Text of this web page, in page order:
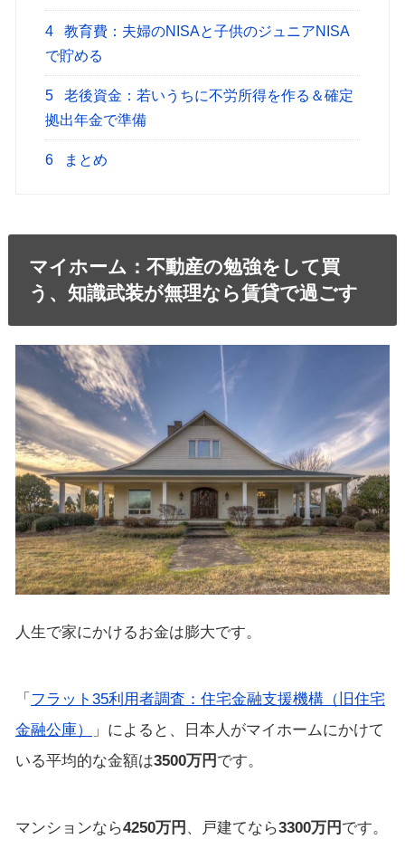
4
教育費：夫婦のNISAと子供のジュニアNISA
で貯める
5
老後資金：若いうちに不労所得を作る＆確定
拠出年金で準備
6 まとめ
マイホーム：不動産の勉強をして買
う、知識武装が無理なら賃貸で過ごす
人生で家にかけるお金は膨大です。
「 フラット35利用者調査：住宅金融支援機構（旧住宅
金融公庫）
」によると、日本人がマイホームにかけて
いる平均的な金額は3500万円 です。
マンションなら4250万円 、戸建てなら3300万円 です。